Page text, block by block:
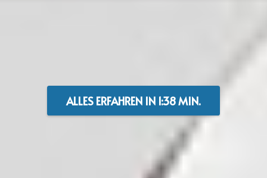
ALLES ERFAHREN IN 1:38 MIN.